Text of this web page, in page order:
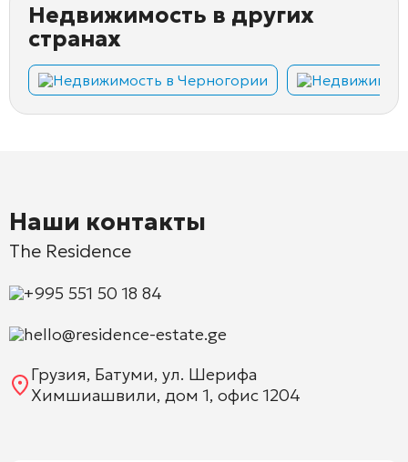
Недвижимость в других
странах
Недвижимость в Черногории
Наши контакты
The Residence
+995 551 50 18 84
hello@residence-estate.ge
Грузия, Батуми, ул. Шерифа
Химшиашвили, дом 1, офис 1204